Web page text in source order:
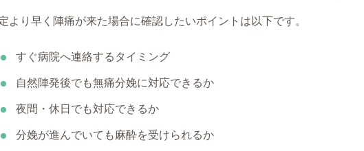
より早く陣痛が来た場合に確認したいポイントは以下です。
すぐ病院へ連絡するタイミング
自然陣発後でも無痛分娩に対応できるか
夜間・休日でも対応できるか
分娩が進んでいても麻酔を受けられるか